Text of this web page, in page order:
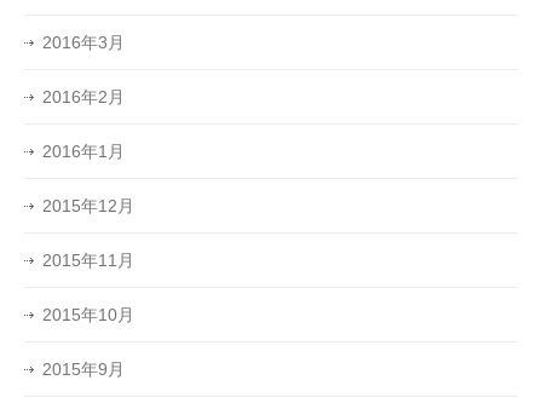
2016年3月
2016年2月
2016年1月
2015年12月
2015年11月
2015年10月
2015年9月